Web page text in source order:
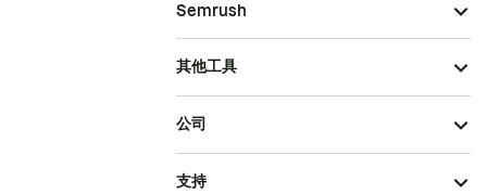
Semrush
其他工具
公司
支持